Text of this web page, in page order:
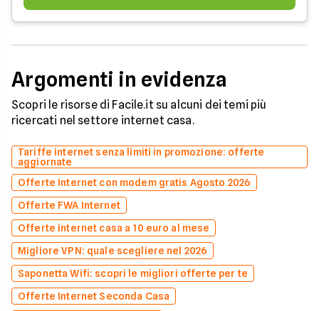
Argomenti in evidenza
Scopri le risorse di Facile.it su alcuni dei temi più
ricercati nel settore internet casa.
Tariffe internet senza limiti in promozione: offerte
aggiornate
Offerte Internet con modem gratis Agosto 2026
Offerte FWA Internet
Offerte internet casa a 10 euro al mese
Migliore VPN: quale scegliere nel 2026
Saponetta Wifi: scopri le migliori offerte per te
Offerte Internet Seconda Casa